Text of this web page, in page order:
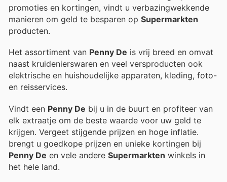
promoties en kortingen, vindt u verbazingwekkende
manieren om geld te besparen op Supermarkten
producten.
Het assortiment van Penny De is vrij breed en omvat
naast kruidenierswaren en veel versproducten ook
elektrische en huishoudelijke apparaten, kleding, foto-
en reisservices.
Vindt een Penny De bij u in de buurt en profiteer van
elk extraatje om de beste waarde voor uw geld te
krijgen. Vergeet stijgende prijzen en hoge inflatie.
brengt u goedkope prijzen en unieke kortingen bij
Penny De en vele andere Supermarkten winkels in
het hele land.